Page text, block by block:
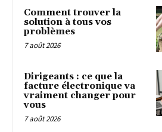
Comment trouver la
solution à tous vos
problèmes
7 août 2026
Dirigeants : ce que la
facture électronique va
vraiment changer pour
vous
7 août 2026